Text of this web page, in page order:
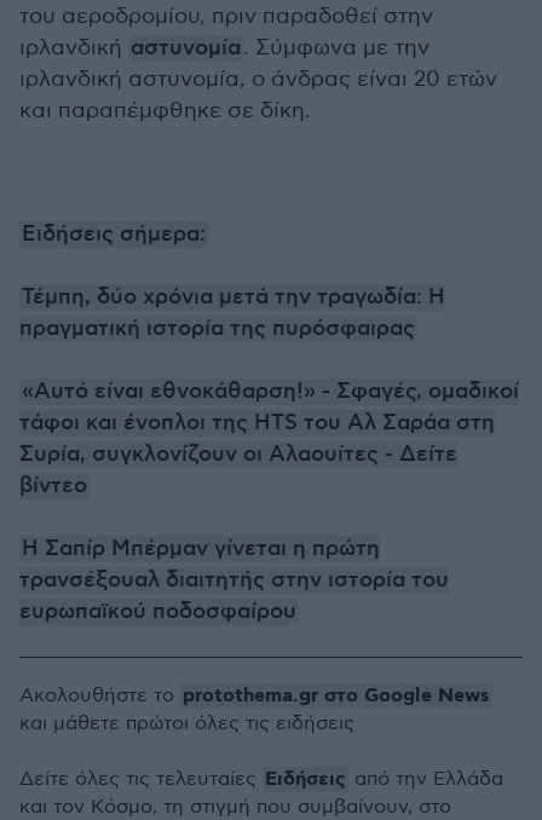
του αεροδρομίου, πριν παραδοθεί στην
ιρλανδική αστυνομία. Σύμφωνα με την
ιρλανδική αστυνομία, ο άνδρας είναι 20 ετών
και παραπέμφθηκε σε δίκη.
Ειδήσεις σήμερα:
Τέμπη, δύο χρόνια μετά την τραγωδία: Η
πραγματική ιστορία της πυρόσφαιρας
«Αυτό είναι εθνοκάθαρση!» - Σφαγές, ομαδικοί
τάφοι και ένοπλοι της HTS του Αλ Σαράα στη
Συρία, συγκλονίζουν οι Αλαουίτες - Δείτε
βίντεο
Η Σαπίρ Μπέρμαν γίνεται η πρώτη
τρανσέξουαλ διαιτητής στην ιστορία του
ευρωπαϊκού ποδοσφαίρου
Ακολουθήστε το protothema.gr στο Google News
και μάθετε πρώτοι όλες τις ειδήσεις
Δείτε όλες τις τελευταίες Ειδήσεις από την Ελλάδα
και τον Κόσμο, τη στιγμή που συμβαίνουν, στο